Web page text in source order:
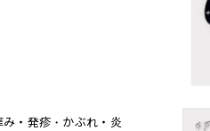
・発疹・かぶれ・炎